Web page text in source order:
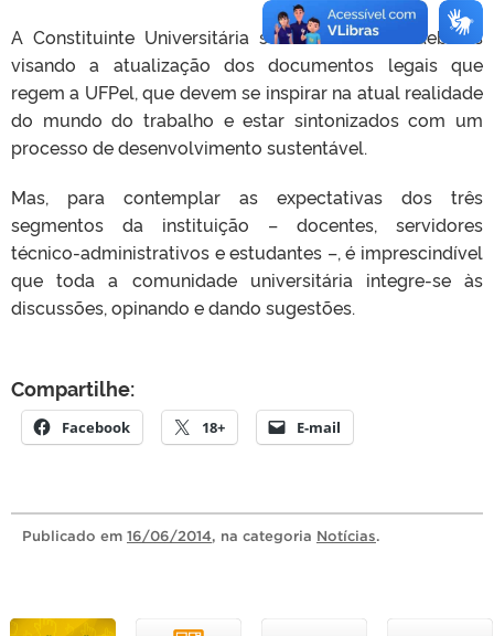
A Constituinte Universitária será um foro de debates
visando a atualização dos documentos legais que
regem a UFPel, que devem se inspirar na atual realidade
do mundo do trabalho e estar sintonizados com um
processo de desenvolvimento sustentável.
Mas, para contemplar as expectativas dos três
segmentos da instituição – docentes, servidores
técnico-administrativos e estudantes –, é imprescindível
que toda a comunidade universitária integre-se às
discussões, opinando e dando sugestões.
Compartilhe:
Facebook 18+ E-mail
Publicado em 16/06/2014, na categoria Notícias.